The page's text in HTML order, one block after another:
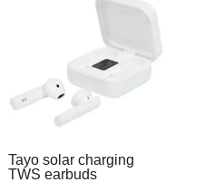
Tayo solar charging
TWS earbuds